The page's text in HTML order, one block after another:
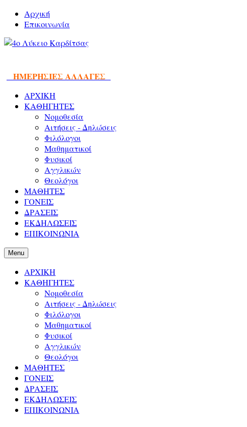
Αρχική
Επικοινωνία
ΗΜΕΡΗΣΙΕΣ ΑΛΛΑΓΕΣ
ΑΡΧΙΚΗ
ΚΑΘΗΓΗΤΕΣ
Νομοθεσία
Αιτήσεις - Δηλώσεις
Φιλόλογοι
Μαθηματικοί
Φυσικοί
Αγγλικών
Θεολόγοι
ΜΑΘΗΤΕΣ
ΓΟΝΕΙΣ
ΔΡΑΣΕΙΣ
ΕΚΔΗΛΩΣΕΙΣ
ΕΠΙΚΟΙΝΩΝΙΑ
Menu
ΑΡΧΙΚΗ
ΚΑΘΗΓΗΤΕΣ
Νομοθεσία
Αιτήσεις - Δηλώσεις
Φιλόλογοι
Μαθηματικοί
Φυσικοί
Αγγλικών
Θεολόγοι
ΜΑΘΗΤΕΣ
ΓΟΝΕΙΣ
ΔΡΑΣΕΙΣ
ΕΚΔΗΛΩΣΕΙΣ
ΕΠΙΚΟΙΝΩΝΙΑ